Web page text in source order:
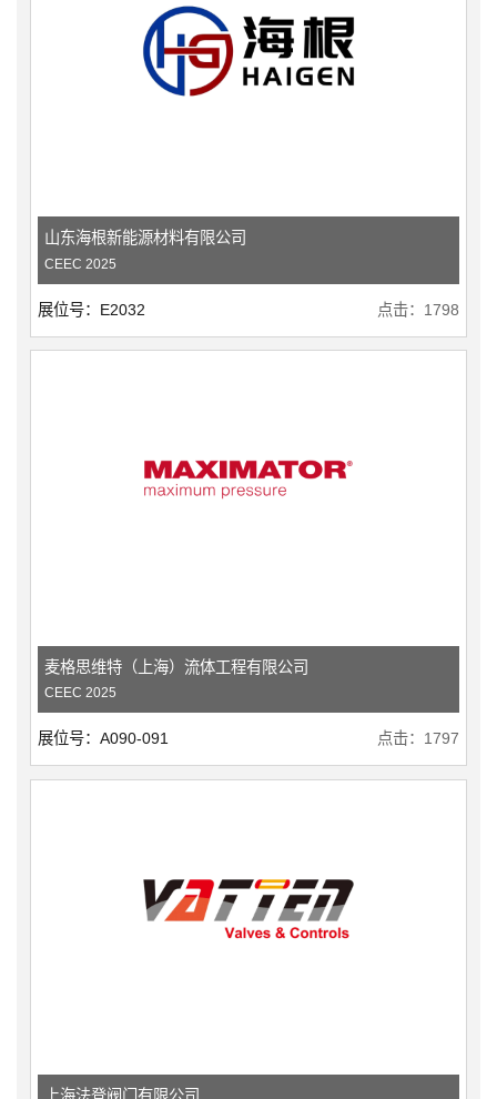
山东海根新能源材料有限公司
CEEC 2025
展位号：E2032 点击：1798
麦格思维特（上海）流体工程有限公司
CEEC 2025
展位号：A090-091 点击：1797